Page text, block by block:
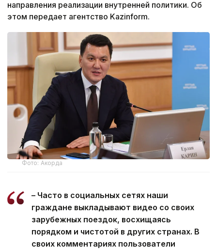
направления реализации внутренней политики. Об
этом передает агентство Kazinform.
Фото: Акорда
– Часто в социальных сетях наши
граждане выкладывают видео со своих
зарубежных поездок, восхищаясь
порядком и чистотой в других странах. В
своих комментариях пользователи